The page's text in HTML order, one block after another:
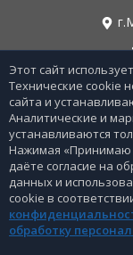
Этот сайт
Технические cookie
сайта и
Аналитические и
устанавливаются
Нажимая
даёте согласие на
данных и
cookie в
обработку